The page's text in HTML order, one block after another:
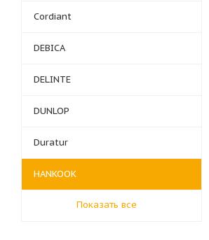
Cordiant
DEBICA
DELINTE
DUNLOP
Duratur
HANKOOK
Показать все